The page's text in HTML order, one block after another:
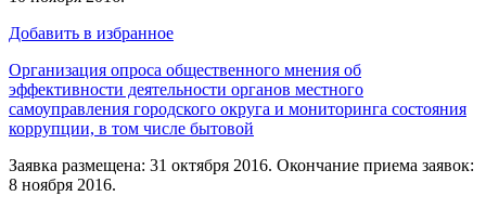
Добавить в избранное
Организация опроса общественного мнения об
эффективности деятельности органов местного
самоуправления городского округа и мониторинга состояния
коррупции, в том числе бытовой
Заявка размещена: 31 октября 2016. Окончание приема заявок:
8 ноября 2016.